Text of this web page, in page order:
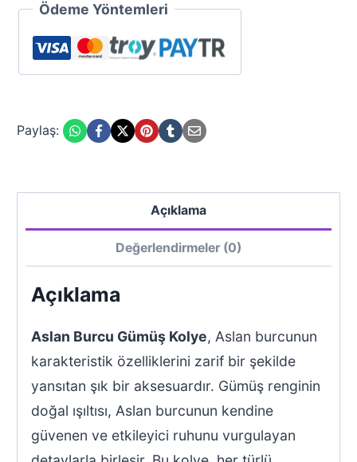
Ödeme Yöntemleri
Paylaş:
Açıklama
Değerlendirmeler (0)
Açıklama
Aslan Burcu Gümüş Kolye, Aslan burcunun
karakteristik özelliklerini zarif bir şekilde
yansıtan şık bir aksesuardır. Gümüş renginin
doğal ışıltısı, Aslan burcunun kendine
güvenen ve etkileyici ruhunu vurgulayan